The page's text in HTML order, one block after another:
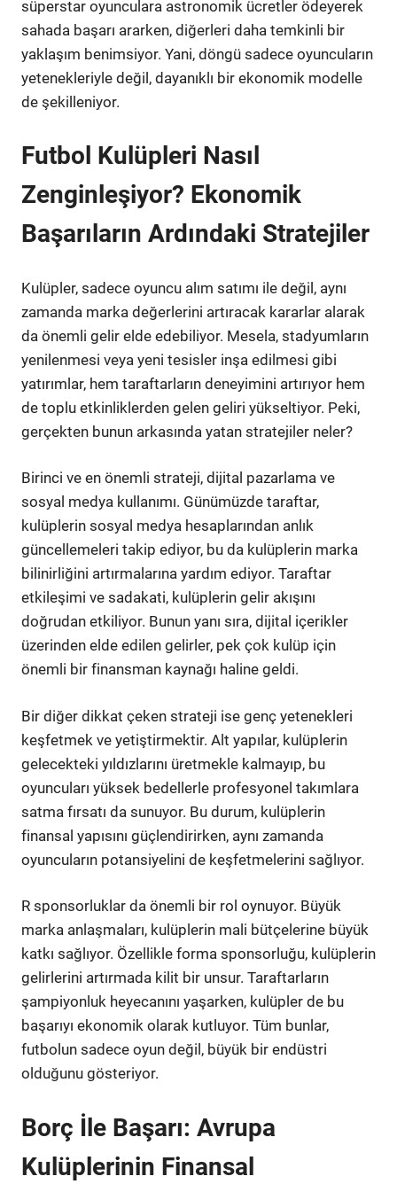
süperstar oyunculara astronomik ücretler ödeyerek
sahada başarı ararken, diğerleri daha temkinli bir
yaklaşım benimsiyor. Yani, döngü sadece oyuncuların
yetenekleriyle değil, dayanıklı bir ekonomik modelle
de şekilleniyor.
Futbol Kulüpleri Nasıl
Zenginleşiyor? Ekonomik
Başarıların Ardındaki Stratejiler
Kulüpler, sadece oyuncu alım satımı ile değil, aynı
zamanda marka değerlerini artıracak kararlar alarak
da önemli gelir elde edebiliyor. Mesela, stadyumların
yenilenmesi veya yeni tesisler inşa edilmesi gibi
yatırımlar, hem taraftarların deneyimini artırıyor hem
de toplu etkinliklerden gelen geliri yükseltiyor. Peki,
gerçekten bunun arkasında yatan stratejiler neler?
Birinci ve en önemli strateji, dijital pazarlama ve
sosyal medya kullanımı. Günümüzde taraftar,
kulüplerin sosyal medya hesaplarından anlık
güncellemeleri takip ediyor, bu da kulüplerin marka
bilinirliğini artırmalarına yardım ediyor. Taraftar
etkileşimi ve sadakati, kulüplerin gelir akışını
doğrudan etkiliyor. Bunun yanı sıra, dijital içerikler
üzerinden elde edilen gelirler, pek çok kulüp için
önemli bir finansman kaynağı haline geldi.
Bir diğer dikkat çeken strateji ise genç yetenekleri
keşfetmek ve yetiştirmektir. Alt yapılar, kulüplerin
gelecekteki yıldızlarını üretmekle kalmayıp, bu
oyuncuları yüksek bedellerle profesyonel takımlara
satma fırsatı da sunuyor. Bu durum, kulüplerin
finansal yapısını güçlendirirken, aynı zamanda
oyuncuların potansiyelini de keşfetmelerini sağlıyor.
R sponsorluklar da önemli bir rol oynuyor. Büyük
marka anlaşmaları, kulüplerin mali bütçelerine büyük
katkı sağlıyor. Özellikle forma sponsorluğu, kulüplerin
gelirlerini artırmada kilit bir unsur. Taraftarların
şampiyonluk heyecanını yaşarken, kulüpler de bu
başarıyı ekonomik olarak kutluyor. Tüm bunlar,
futbolun sadece oyun değil, büyük bir endüstri
olduğunu gösteriyor.
Borç İle Başarı: Avrupa
Kulüplerinin Finansal